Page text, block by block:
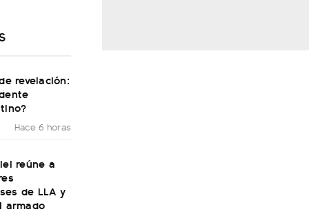
revelación:
Hace 6 horas
reúne a
de LLA y
armado